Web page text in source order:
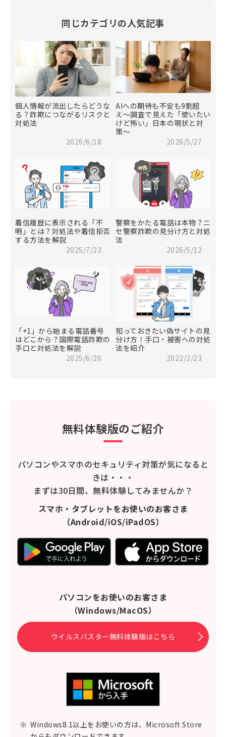
同じカテゴリの人気記事
個人情報が流出したらどうな
る？詐欺につながるリスクと
対処法
2026/6/18
AIへの期待も不安も9割超
え〜調査で見えた「使いたい
けど怖い」日本の現状と対
策〜
2026/5/27
着信履歴に表示される「不
明」とは？対処法や着信拒否
する方法を解説
2025/7/23
警察をかたる電話は本物？ニ
セ警察詐欺の見分け方と対処
法
2026/5/12
「+1」から始まる電話番号
はどこから？国際電話詐欺の
手口と対処法を解説
2025/6/20
知っておきたい偽サイトの見
分け方！手口・被害への対処
法を紹介
2022/2/23
無料体験版のご紹介
パソコンやスマホのセキュリティ対策が気になると
きは・・・
まずは30日間、無料体験してみませんか？
スマホ・タブレットをお使いのお客さま
（Android/iOS/iPadOS）
パソコンをお使いのお客さま
（Windows/MacOS）
ウイルスバスター無料体験版はこちら
※ Windows8.1以上をお使いの方は、Microsoft Store